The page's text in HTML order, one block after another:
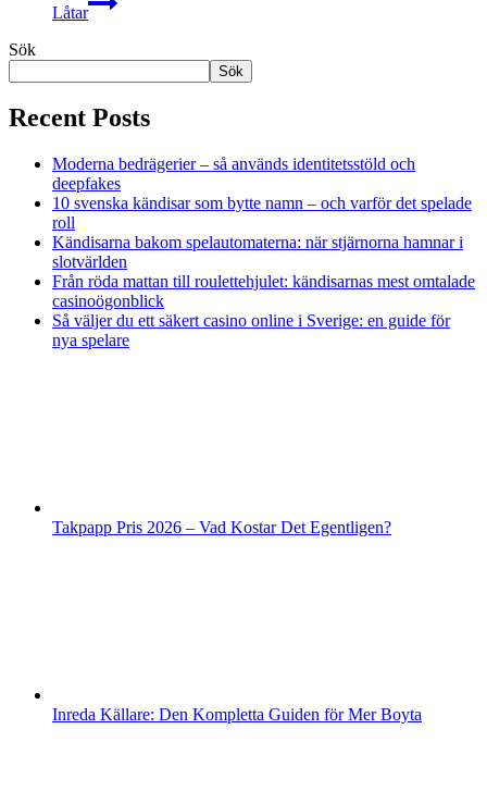
Låtar
Sök
Sök
Recent Posts
Moderna bedrägerier – så används identitetsstöld och
deepfakes
10 svenska kändisar som bytte namn – och varför det spelade
roll
Kändisarna bakom spelautomaterna: när stjärnorna hamnar i
slotvärlden
Från röda mattan till roulettehjulet: kändisarnas mest omtalade
casinoögonblick
Så väljer du ett säkert casino online i Sverige: en guide för
nya spelare
Takpapp Pris 2026 – Vad Kostar Det Egentligen?
Inreda Källare: Den Kompletta Guiden för Mer Boyta